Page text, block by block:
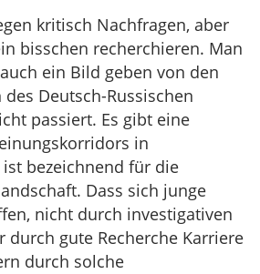
kritisch Nachfragen, aber
bisschen recherchieren. Man
ein Bild geben von den
Deutsch-Russischen
passiert. Es gibt eine
in
bezeichnend für die
Dass sich junge
nicht durch investigativen
durch gute Recherche Karriere
durch solche